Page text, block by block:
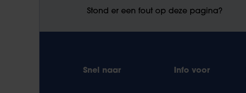
Stond er een fout op deze pagina?
Snel naar Info voor